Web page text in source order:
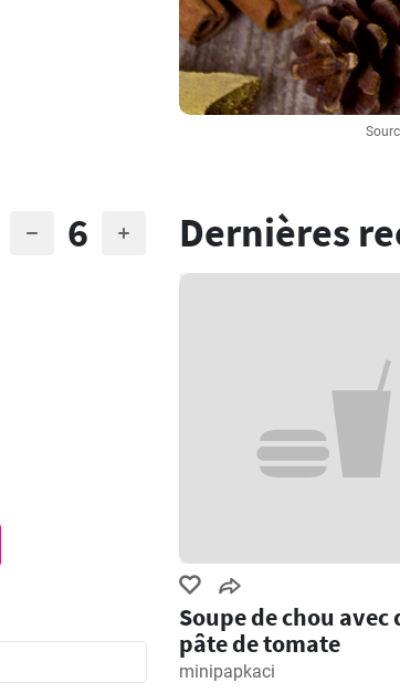
6 Dernières
Soupe de chou avec
pâte de tomate
minipapkaci